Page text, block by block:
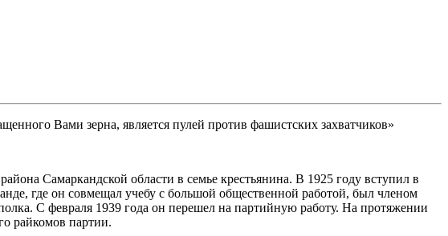
Вами зерна, является пулей против фашистских захватчиков»
Самаркандской области в семье крестьянина. В 1925 году вступил в
где он совмещал учебу с большой общественной работой, был членом
С февраля 1939 года он перешел на партийную работу. На протяжении
райкомов партии.